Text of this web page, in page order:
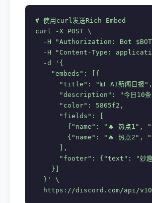
# 使用curl发送Rich Embed
curl -X POST \
-H "Authorization: Bot
-H "Content-Type:
  -d '{
    "embeds": [{
      "title": "📊 AI新闻日报",
"description": "今日10条
      "color": 5865f2,
      "fields": [
{"name": "🔥 热点1",
{"name": "🔥 热点2",
      ],
"footer": {"text": "妙
    }]
  }' \
https://discord.com/api/